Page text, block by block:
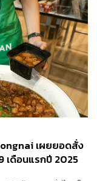
เผยยอดสั่ง
เดือนแรกปี 2025